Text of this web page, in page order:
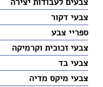
צבעי דקור
ספריי צבע
צבעי זכוכית וקרמיקה
צבעי בד
צבעי מיקס מדיה